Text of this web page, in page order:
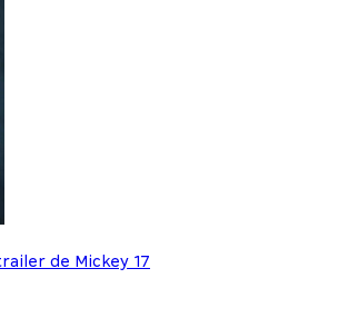
de Mickey 17